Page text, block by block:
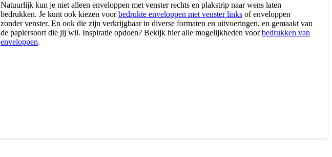
Natuurlijk kun je niet alleen enveloppen met venster rechts en plakstrip naar wens laten
bedrukken. Je kunt ook kiezen voorbedrukte enveloppen met venster links of enveloppen
zonder venster. En ook die zijn verkrijgbaar in diverse formaten en uitvoeringen, en gemaakt van
de papiersoort die jij wil. Inspiratie opdoen? Bekijk hier alle mogelijkheden voorbedrukken van
enveloppen.